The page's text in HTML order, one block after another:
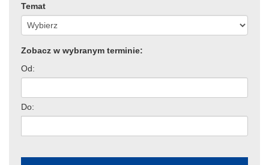
Temat
Zobacz w wybranym terminie:
Od:
Do: